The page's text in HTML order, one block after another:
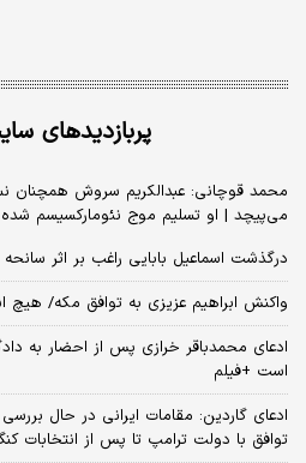
پربازدیدهای
محمد قوچانی: عبدالکریم سروش همچنان
می‌پیچد | او تسلیم موج نئومارکسیسم
درگذشت اسماعیل بابایی راغب بر اثر سانحه
واکنش ابراهیم عزیزی به توافق مکه/ هیچ
ادعای محمدباقر خرازی پس از احضار به
است +فیلم
ادعای گاردین: مقامات ایرانی در حال
توافق با دولت ترامپ تا پس از انتخابات